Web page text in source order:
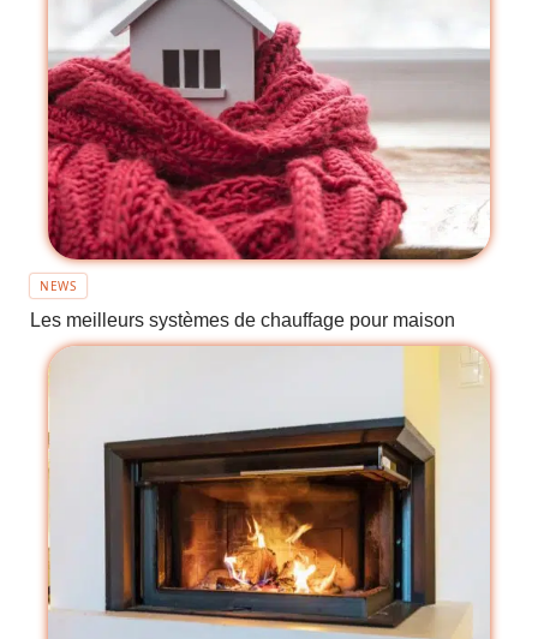
NEWS
Les meilleurs systèmes de chauffage pour maison